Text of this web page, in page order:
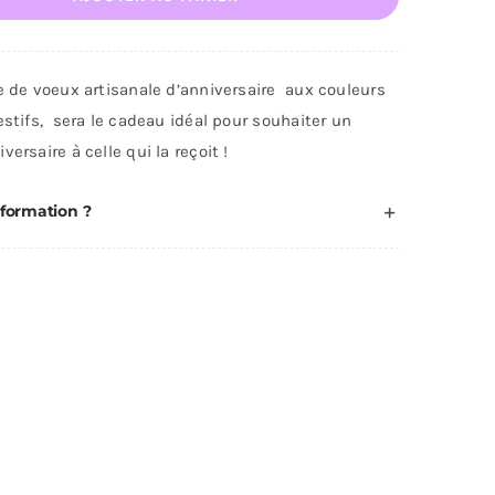
voeux artisanale d’anniversaire aux couleurs
sera le cadeau idéal pour souhaiter un
à celle qui la reçoit !
?